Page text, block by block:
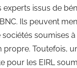
experts issus de
Ils peuvent
soumises à
propre. Toutefois,
pour les EIRL